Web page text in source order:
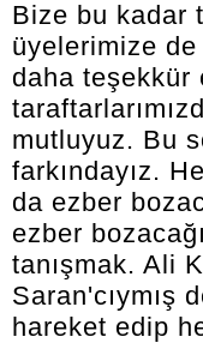
Bize bu kadar
üyelerimize
daha teşekkür
mutluyuz. Bu
farkındayız.
da ezber
ezber
tanışmak. Ali
Saran'cıymış
hareket edip